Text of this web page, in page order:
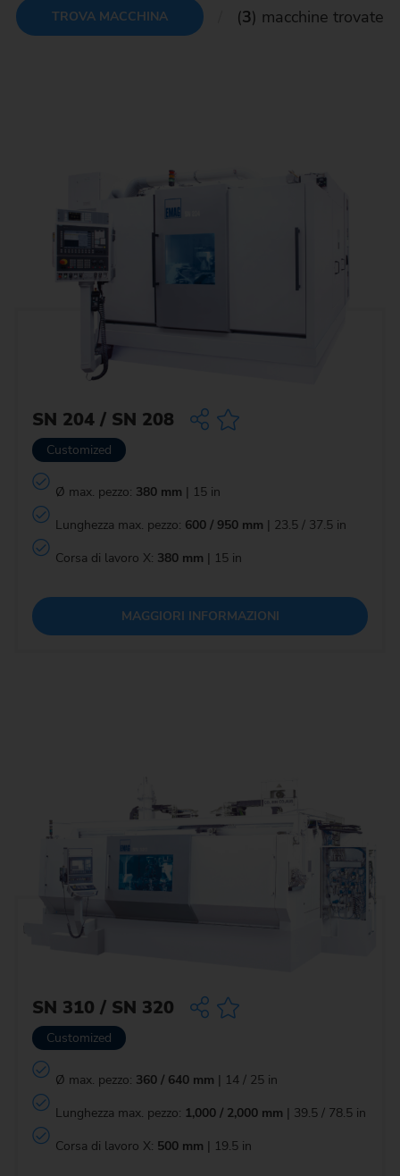
TROVA MACCHINA (3) macchine trovate
SN 204 / SN 208
Customized
Ø max. pezzo: 380 mm | 15 in
Lunghezza max. pezzo: 600 / 950 mm | 23.5 / 37.5 in
Corsa di lavoro X: 380 mm | 15 in
MAGGIORI INFORMAZIONI
SN 310 / SN 320
Customized
Ø max. pezzo: 360 / 640 mm | 14 / 25 in
Lunghezza max. pezzo: 1,000 / 2,000 mm | 39.5 / 78.5 in
Corsa di lavoro X: 500 mm | 19.5 in